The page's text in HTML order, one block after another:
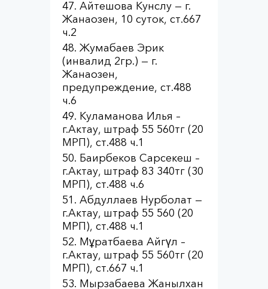
Айтешова Кунслу — г.
Жанаозен, 10 суток, ст.667
ч.2
Жумабаев Эрик
(инвалид 2гр.) — г.
Жанаозен,
предупреждение, ст.488
ч.6
Куламанова Илья –
г.Актау, штраф 55 560тг (20
МРП), ст.488 ч.1
Баирбеков Сарсекеш –
г.Актау, штраф 83 340тг (30
МРП), ст.488 ч.6
Абдуллаев Нурболат —
г.Актау, штраф 55 560 (20
МРП), ст.488 ч.1
Мұратбаева Айгүл –
г.Актау, штраф 55 560тг (20
МРП), ст.667 ч.1
Мырзабаева Жанылхан